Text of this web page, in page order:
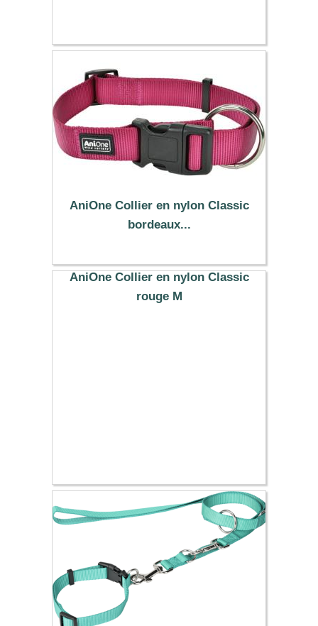
12.99 €
AniOne Collier en nylon Classic
bordeaux...
10.99 €
AniOne Collier en nylon Classic
rouge M